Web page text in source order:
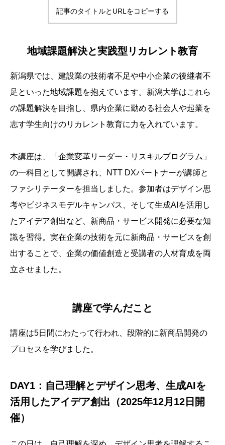
記事のタイトルとURLをコピーする
地域課題解決と実践型リカレント教育
新潟県では、建設業の技術者不足や中小企業の後継者不
足といった地域課題を抱えています。新潟大学はこれら
の課題解決を目指し、県内企業に勤める社会人や起業を
志す学生向けのリカレント教育に力を入れています。
本講座は、「企業変革リーダー・リスキルプログラム」
の一科目として開講され、NTT DXパートナーが講師と
ファシリテーターを担当しました。参加者はデザイン思
考やビジネスモデルキャンパス、そして生成AIを活用し
たアイデア創出など、新商品・サービス開発に必要な知
識を習得。実在企業の技術を元に新商品・サービスを創
出することで、企業の価値創造と受講者の人材育成を両
立させました。
講座で学んだこと
講座は5日間にわたって行われ、段階的に新商品開発の
プロセスを学びました。
DAY1：自己理解とデザイン思考、生成AIを
活用したアイデア創出（2025年12月12日開
催）